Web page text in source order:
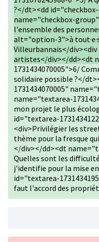
?</dt><dd
name="checkbox-
l'ensemble des
alt="option-3">à
Villeurbannais</
artistes</div></dd><dt
1731434070005">6/
solidaire possible ?</
1731434070005"
name="textarea-
mon projet le plus
id="textarea-
<div>Privilégier les
thème pour la fresque
</div></dd><dt
Quelles sont les
j'identifie pour la mise
id="textarea-
faut l'accord des